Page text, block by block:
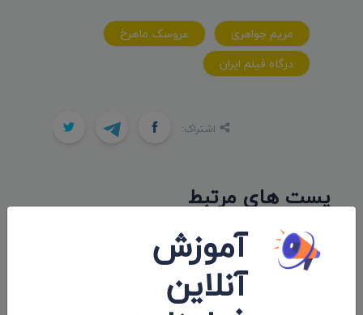
مریم جواهری
عروسک ماهرخ
درگاه فیلم ایران
اشتراک:
پست های مرتبط
آموزش
آنلاین